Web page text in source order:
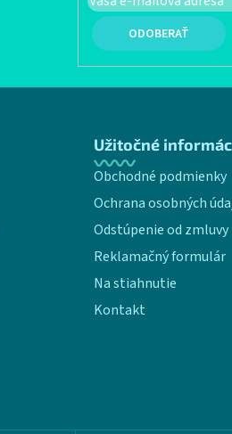
Užitočné
Obchodné podmienky
Ochrana osobných
Odstúpenie od zmluvy
Reklamačný formulár
Na stiahnutie
Kontakt